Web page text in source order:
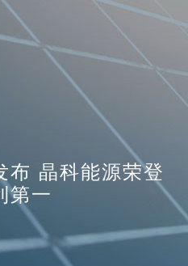
布 晶科能源荣登
第一